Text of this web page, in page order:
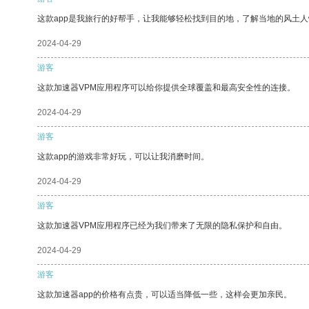
这款app是我旅行的好帮手，让我能够轻松找到目的地，了解当地的风土
2024-04-29
游客
这款加速器VPM应用程序可以给你提供全球覆盖和最高安全性的连接。
2024-04-29
游客
这款app的游戏非常好玩，可以让我消磨时间。
2024-04-29
游客
这款加速器VPM应用程序已经为我们带来了无限的隐私保护和自由。
2024-04-29
游客
这款加速器app的价格有点贵，可以适当降低一些，这样会更加亲民。